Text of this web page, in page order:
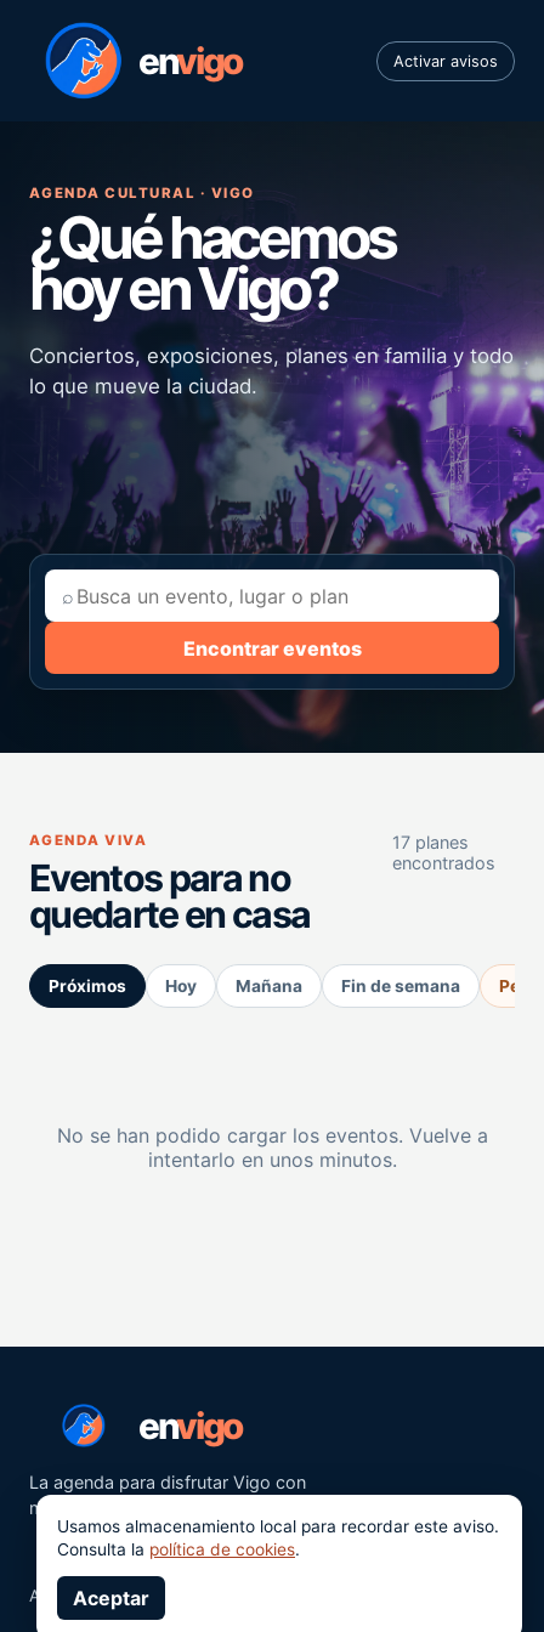
envigo Activar avisos
AGENDA CULTURAL · VIGO
¿Qué hacemos
hoy en Vigo?
Conciertos, exposiciones, planes en familia y todo
lo que mueve la ciudad.
⌕
Encontrar eventos
AGENDA VIVA
Eventos para no
quedarte en casa
17 planes
encontrados
Próximos Hoy Mañana Fin de semana
No se han podido cargar los eventos. Vuelve a
intentarlo en unos minutos.
envigo
La agenda para disfrutar Vigo con
más ganas.
Aviso legalPrivacidad
Usamos almacenamiento local para recordar este aviso.
Consulta la política de cookies.
Aceptar